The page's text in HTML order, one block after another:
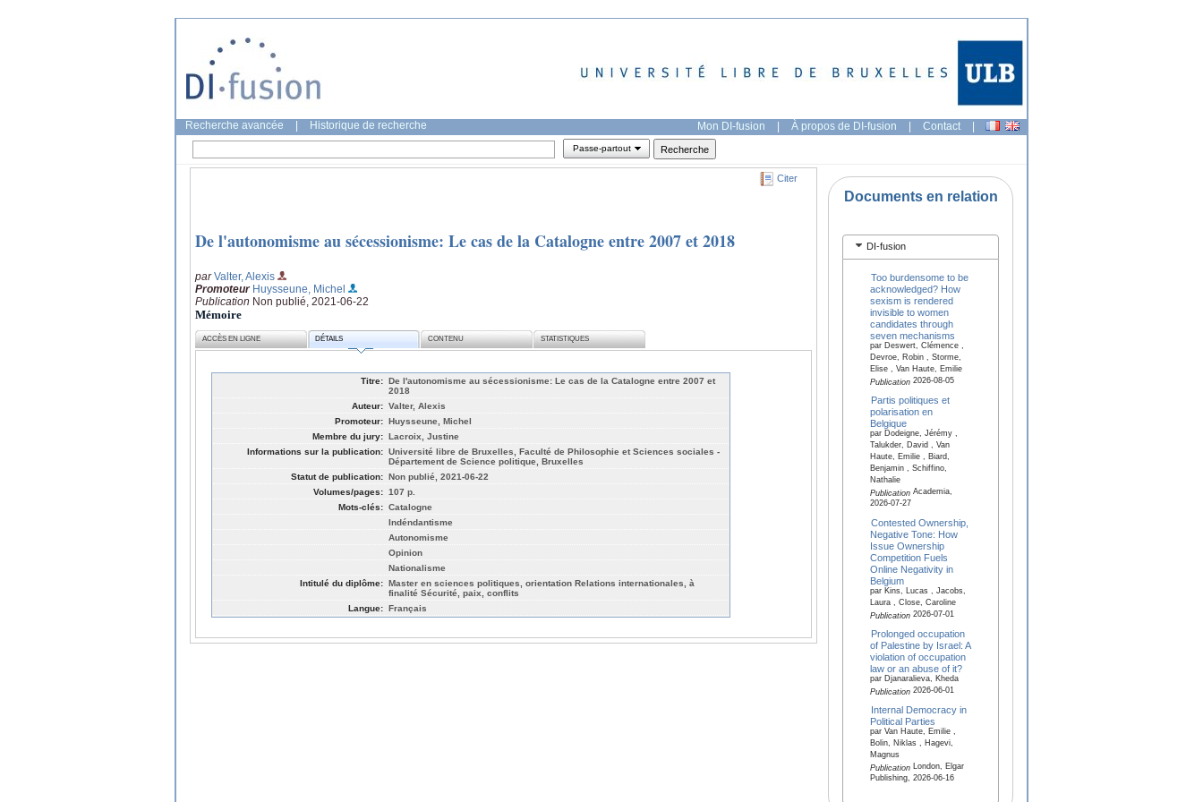
Recherche avancée Historique de recherche Mon DI-fusion | À propos de DI-fusion | Contact |
Passe-partout
Citer
De l'autonomisme au sécessionisme: Le cas de la Catalogne entre 2007 et 2018
parValter, Alexis
Promoteur Huysseune, Michel
Publication Non publié, 2021-06-22
Mémoire
ACCÈS EN LIGNE DÉTAILS CONTENU STATISTIQUES
Titre: De l'autonomisme au sécessionisme: Le cas de la Catalogne entre 2007 et
2018
Auteur: Valter, Alexis
Promoteur: Huysseune, Michel
Membre du jury: Lacroix, Justine
Informations sur la publication: Université libre de Bruxelles, Faculté de Philosophie et Sciences sociales -
Département de Science politique, Bruxelles
Statut de publication: Non publié, 2021-06-22
Volumes/pages: 107 p.
Mots-clés: Catalogne
Indéndantisme
Autonomisme
Opinion
Nationalisme
Intitulé du diplôme: Master en sciences politiques, orientation Relations internationales, à
finalité Sécurité, paix, conflits
Langue: Français
Documents en relation
DI-fusion
Too burdensome to be
acknowledged? How
sexism is rendered
invisible to women
candidates through
seven mechanisms
par Deswert, Clémence ,
Devroe, Robin , Storme,
Elise , Van Haute, Emilie
Publication2026-08-05
Partis politiques et
polarisation en
Belgique
par Dodeigne, Jérémy ,
Talukder, David , Van
Haute, Emilie , Biard,
Benjamin , Schiffino,
Nathalie
PublicationAcademia,
2026-07-27
Contested Ownership,
Negative Tone: How
Issue Ownership
Competition Fuels
Online Negativity in
Belgium
par Kins, Lucas , Jacobs,
Laura , Close, Caroline
Publication2026-07-01
Prolonged occupation
of Palestine by Israel: A
violation of occupation
law or an abuse of it?
par Djanaralieva, Kheda
Publication2026-06-01
Internal Democracy in
Political Parties
par Van Haute, Emilie ,
Bolin, Niklas , Hagevi,
Magnus
PublicationLondon, Elgar
Publishing, 2026-06-16